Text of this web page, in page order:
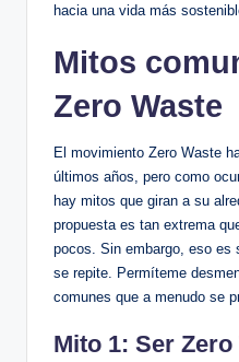
hacia una vida más
Mitos
Zero Waste
El movimiento Zero Waste
últimos años, pero como
hay mitos que giran a su
propuesta es tan extrema
pocos. Sin embargo, eso es
se repite. Permíteme
comunes que a menudo se
Mito 1: Ser Zero